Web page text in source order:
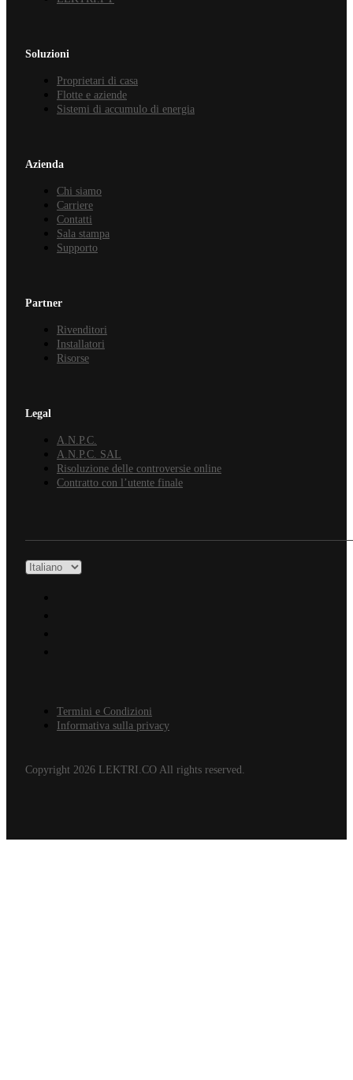
Soluzioni
Proprietari di casa
Flotte e aziende
Sistemi di accumulo di energia
Partner
Rivenditori
Installatori
Risorse
Azienda
Chi siamo
Carriere
Contatti
Sala stampa
Supporto
Legal
A.N.P.C.
A.N.P.C. SAL
Risoluzione delle controversie online
Contratto con l’utente finale
Copyright 2026 LEKTRI.CO All rights reserved.
Termini e Condizioni
Informativa sulla privacy